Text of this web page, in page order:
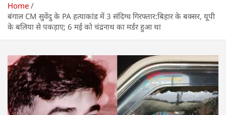
Home
बंगाल CM सुवेंदु के PA हत्याकांड में 3 संदिग्ध गिरफ्तार:बिहार के बक्सर, यूपी
के बलिया से पकड़ाए; 6 मई को चंद्रनाथ का मर्डर हुआ था